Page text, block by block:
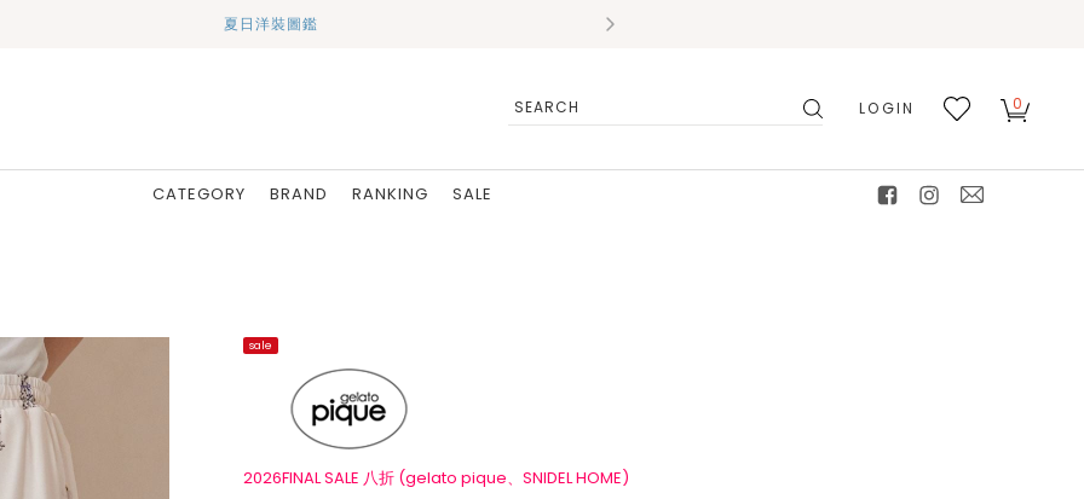
夏日洋裝圖鑑
LOGIN 0
CATEGORY BRAND RANKING
SALE
sale
2026FINAL SALE 八折 (gelato pique、SNIDEL HOME)